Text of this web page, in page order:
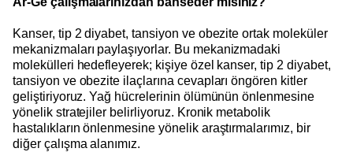
Kanser, tip 2 diyabet, tansiyon ve obezite ortak moleküler
mekanizmaları paylaşıyorlar. Bu mekanizmadaki
molekülleri hedefleyerek; kişiye özel kanser, tip 2 diyabet,
tansiyon ve obezite ilaçlarına cevapları öngören kitler
geliştiriyoruz. Yağ hücrelerinin ölümünün önlenmesine
yönelik stratejiler belirliyoruz. Kronik metabolik
hastalıkların önlenmesine yönelik araştırmalarımız, bir
diğer çalışma alanımız.